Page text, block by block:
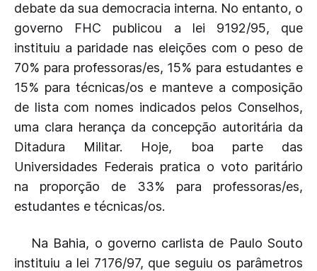
debate da sua democracia interna. No entanto, o
governo FHC publicou a lei 9192/95, que
instituiu a paridade nas eleições com o peso de
70% para professoras/es, 15% para estudantes e
15% para técnicas/os e manteve a composição
de lista com nomes indicados pelos Conselhos,
uma clara herança da concepção autoritária da
Ditadura Militar. Hoje, boa parte das
Universidades Federais pratica o voto paritário
na proporção de 33% para professoras/es,
estudantes e técnicas/os.
Na Bahia, o governo carlista de Paulo Souto
instituiu a lei 7176/97, que seguiu os parâmetros